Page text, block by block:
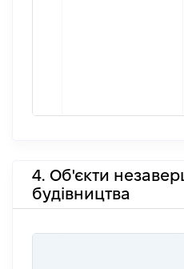
4. Об'єкти
будівництва